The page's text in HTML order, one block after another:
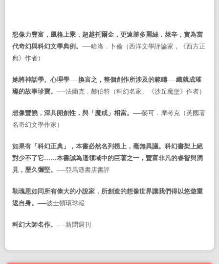
想像力豐富，風格上乘，超越托爾金，更遠勝多麗絲．萊辛，實為當
代奇幻與科幻文學典例。 ──哈洛．卜倫 （西洋文學評論家，《西方正
典》作者）
她將神話學、心理學──換言之，整個創作所涉及的範疇──織就成璀
璨的故事珍寶。 ──法蘭克．赫伯特 （科幻名家、《沙丘魔堡》作者）
想像豐饒，深具開創性，與「魔戒」相當。 ──麥可．摩考克 （英國著
名奇幻文學作家 ）
如果有「科幻正典」，本書必然名列榜上，毫無異議。科幻書架上絕
對少不了它……本書誠為這領域中的巨著之一，豐富非凡的睿智與洞
見，歷久彌堅。 ──亞馬遜書店書評
勒瑰恩如同所有偉大的小說家，所創造的想像世界讓我們得以悠遊重
返自身。 ──波士頓環球報
科幻大師名作。 ──新聞週刊